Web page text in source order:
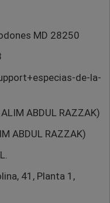
MD 28250
de-la-
ABDUL RAZZAK)
ABDUL RAZZAK)
41, Planta 1,